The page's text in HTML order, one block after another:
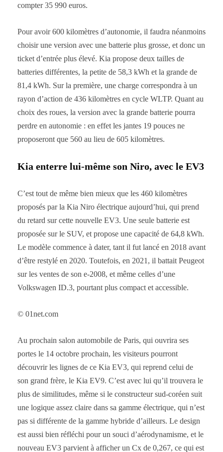
compter 35 990 euros.
Pour avoir 600 kilomètres d’autonomie, il faudra néanmoins
choisir une version avec une batterie plus grosse, et donc un
ticket d’entrée plus élevé. Kia propose deux tailles de
batteries différentes, la petite de 58,3 kWh et la grande de
81,4 kWh. Sur la première, une charge correspondra à un
rayon d’action de 436 kilomètres en cycle WLTP. Quant au
choix des roues, la version avec la grande batterie pourra
perdre en autonomie : en effet les jantes 19 pouces ne
proposeront que 560 au lieu de 605 kilomètres.
Kia enterre lui-même son Niro, avec le EV3
C’est tout de même bien mieux que les 460 kilomètres
proposés par la Kia Niro électrique aujourd’hui, qui prend
du retard sur cette nouvelle EV3. Une seule batterie est
proposée sur le SUV, et propose une capacité de 64,8 kWh.
Le modèle commence à dater, tant il fut lancé en 2018 avant
d’être restylé en 2020. Toutefois, en 2021, il battait Peugeot
sur les ventes de son e-2008, et même celles d’une
Volkswagen ID.3, pourtant plus compact et accessible.
© 01net.com
Au prochain salon automobile de Paris, qui ouvrira ses
portes le 14 octobre prochain, les visiteurs pourront
découvrir les lignes de ce Kia EV3, qui reprend celui de
son grand frère, le Kia EV9. C’est avec lui qu’il trouvera le
plus de similitudes, même si le constructeur sud-coréen suit
une logique assez claire dans sa gamme électrique, qui n’est
pas si différente de la gamme hybride d’ailleurs. Le design
est aussi bien réfléchi pour un souci d’aérodynamisme, et le
nouveau EV3 parvient à afficher un Cx de 0,267, ce qui est